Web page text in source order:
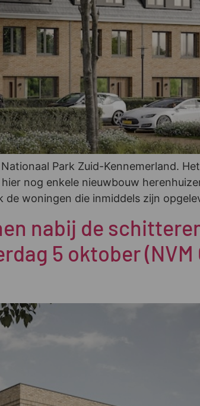
Park Zuid-Kennemerland.
nog enkele nieuwbouw
woningen die inmiddels zijn
nabij de
5 oktober (NVM